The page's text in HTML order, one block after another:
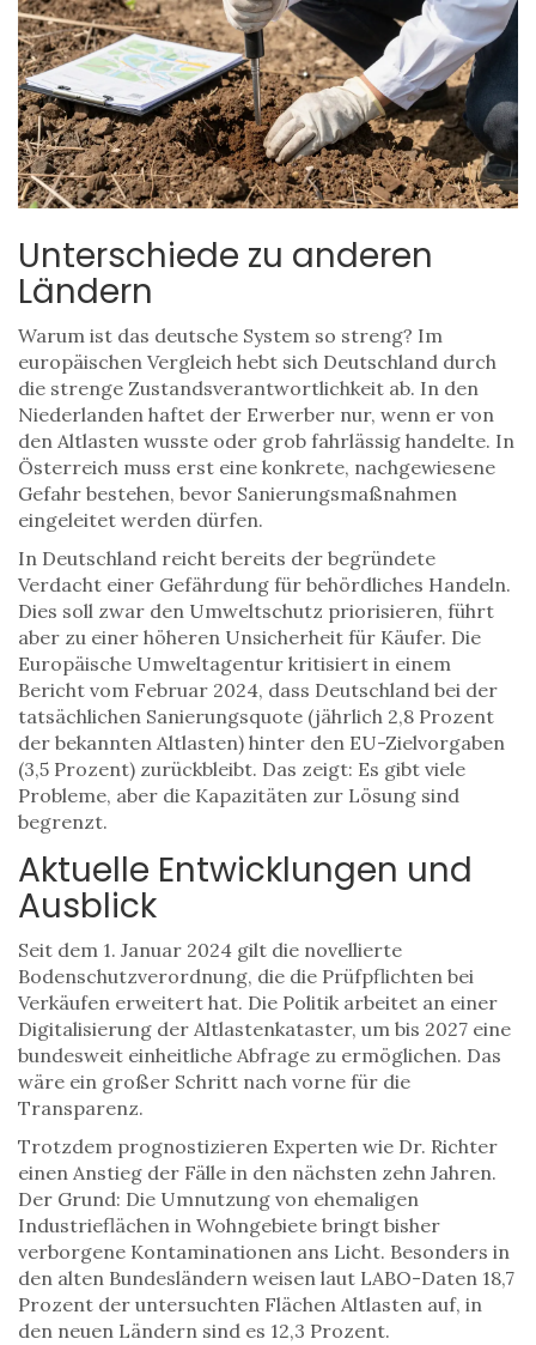
Unterschiede zu anderen
Ländern
Warum ist das deutsche System so streng? Im
europäischen Vergleich hebt sich Deutschland durch
die strenge Zustandsverantwortlichkeit ab. In den
Niederlanden haftet der Erwerber nur, wenn er von
den Altlasten wusste oder grob fahrlässig handelte. In
Österreich muss erst eine konkrete, nachgewiesene
Gefahr bestehen, bevor Sanierungsmaßnahmen
eingeleitet werden dürfen.
In Deutschland reicht bereits der begründete
Verdacht einer Gefährdung für behördliches Handeln.
Dies soll zwar den Umweltschutz priorisieren, führt
aber zu einer höheren Unsicherheit für Käufer. Die
Europäische Umweltagentur kritisiert in einem
Bericht vom Februar 2024, dass Deutschland bei der
tatsächlichen Sanierungsquote (jährlich 2,8 Prozent
der bekannten Altlasten) hinter den EU-Zielvorgaben
(3,5 Prozent) zurückbleibt. Das zeigt: Es gibt viele
Probleme, aber die Kapazitäten zur Lösung sind
begrenzt.
Aktuelle Entwicklungen und
Ausblick
Seit dem 1. Januar 2024 gilt die novellierte
Bodenschutzverordnung, die die Prüfpflichten bei
Verkäufen erweitert hat. Die Politik arbeitet an einer
Digitalisierung der Altlastenkataster, um bis 2027 eine
bundesweit einheitliche Abfrage zu ermöglichen. Das
wäre ein großer Schritt nach vorne für die
Transparenz.
Trotzdem prognostizieren Experten wie Dr. Richter
einen Anstieg der Fälle in den nächsten zehn Jahren.
Der Grund: Die Umnutzung von ehemaligen
Industrieflächen in Wohngebiete bringt bisher
verborgene Kontaminationen ans Licht. Besonders in
den alten Bundesländern weisen laut LABO-Daten 18,7
Prozent der untersuchten Flächen Altlasten auf, in
den neuen Ländern sind es 12,3 Prozent.